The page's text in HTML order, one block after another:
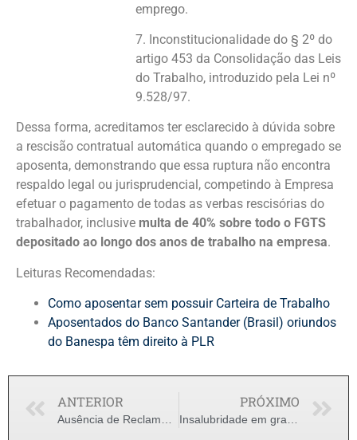
emprego.
7. Inconstitucionalidade do § 2º do
artigo 453 da Consolidação das Leis
do Trabalho, introduzido pela Lei nº
9.528/97.
Dessa forma, acreditamos ter esclarecido à dúvida sobre
a rescisão contratual automática quando o empregado se
aposenta, demonstrando que essa ruptura não encontra
respaldo legal ou jurisprudencial, competindo à Empresa
efetuar o pagamento de todas as verbas rescisórias do
trabalhador, inclusive multa de 40% sobre todo o FGTS
depositado ao longo dos anos de trabalho na empresa.
Leituras Recomendadas:
Como aposentar sem possuir Carteira de Trabalho
Aposentados do Banco Santander (Brasil) oriundos
do Banespa têm direito à PLR
ANTERIOR
Ausência de Reclamante em audiência acarreta pagamento de custas processuais
PRÓXIMO
Insalubridade em grau máximo